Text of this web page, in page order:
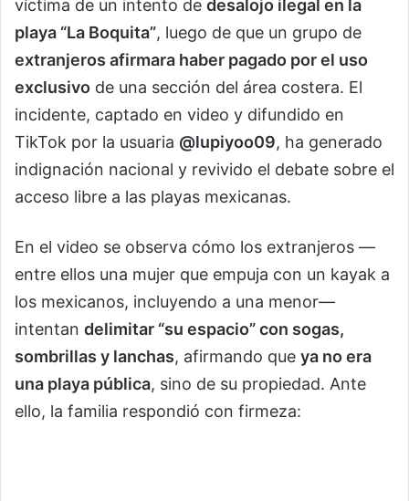
víctima de un intento de desalojo ilegal en la
playa “La Boquita”, luego de que un grupo de
extranjeros afirmara haber pagado por el uso
exclusivo de una sección del área costera. El
incidente, captado en video y difundido en
TikTok por la usuaria @lupiyoo09, ha generado
indignación nacional y revivido el debate sobre el
acceso libre a las playas mexicanas.
En el video se observa cómo los extranjeros —
entre ellos una mujer que empuja con un kayak a
los mexicanos, incluyendo a una menor—
intentan delimitar “su espacio” con sogas,
sombrillas y lanchas, afirmando que ya no era
una playa pública, sino de su propiedad. Ante
ello, la familia respondió con firmeza: